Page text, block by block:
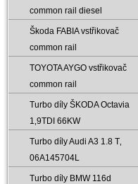
common rail diesel
Škoda FABIA vstřikovač
common rail
TOYOTA AYGO vstřikovač
common rail
Turbo díly ŠKODA Octavia
1‚9TDI 66KW
Turbo díly Audi A3 1.8 T‚
06A145704L
Turbo díly BMW 116d